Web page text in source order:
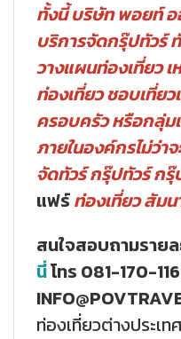
ทั้งนี้ บริษัท พอยท์ อ
บริการจัดกรุ๊ปทัวร์
วางแผนท่องเที่ยว
ท่องเที่ยว ชอบเที่ย
ครอบครัว หรือกลุ่
ภายในองค์กรไม่ว่า
จัดทัวร์ กรุ๊ปทัวร์ กรุ๊
แฟร์ท่องเที่ยว สัมน
สนใจสอบถามรายล
นี่โทร 081-170-
ท่องเที่ยวต่างประเท